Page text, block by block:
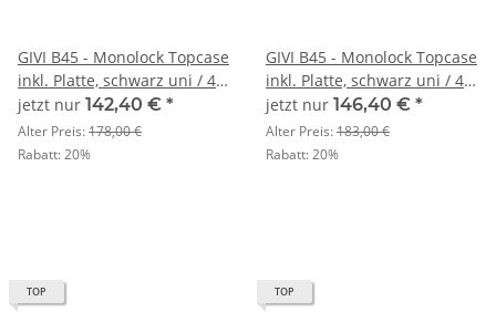
GIVI B45 - Monolock Topcase
inkl. Platte, schwarz uni / 45
Liter Volumen / graue
Einsätze
jetzt nur 142,40 € *
Alter Preis:178,00 €
Rabatt:20%
GIVI B45 - Monolock Topcase
inkl. Platte, schwarz uni / 45
Liter Volumen / schwarze
Einsätze
jetzt nur 146,40 € *
Alter Preis:183,00 €
Rabatt:20%
TOP TOP